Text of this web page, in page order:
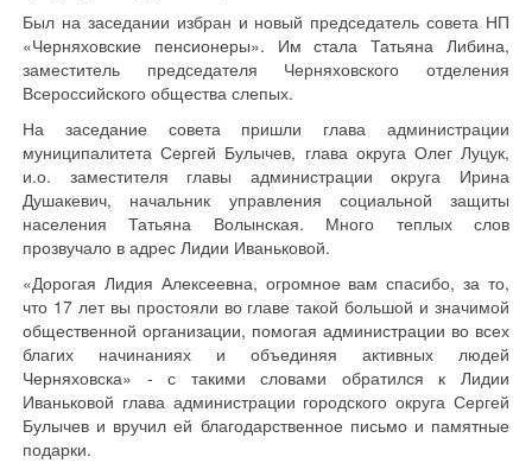
Был на заседании избран и новый председатель совета НП
«Черняховские пенсионеры». Им стала Татьяна Либина,
заместитель председателя Черняховского отделения
Всероссийского общества слепых.
На заседание совета пришли глава администрации
муниципалитета Сергей Булычев, глава округа Олег Луцук,
и.о. заместителя главы администрации округа Ирина
Душакевич, начальник управления социальной защиты
населения Татьяна Волынская. Много теплых слов
прозвучало в адрес Лидии Иваньковой.
«Дорогая Лидия Алексеевна, огромное вам спасибо, за то,
что 17 лет вы простояли во главе такой большой и значимой
общественной организации, помогая администрации во всех
благих начинаниях и объединяя активных людей
Черняховска» - с такими словами обратился к Лидии
Иваньковой глава администрации городского округа Сергей
Булычев и вручил ей благодарственное письмо и памятные
подарки.